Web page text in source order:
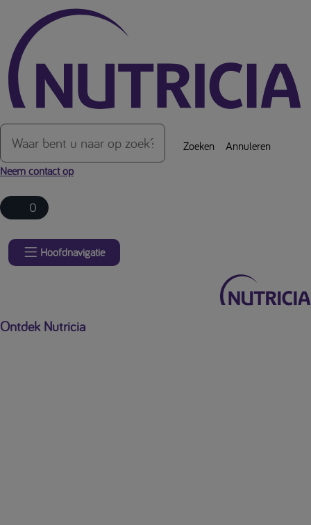
Over de inhoud van de pagina
Zoeken
Annuleren
Neem contact op
0
Hoofdnavigatie
Ontdek Nutricia